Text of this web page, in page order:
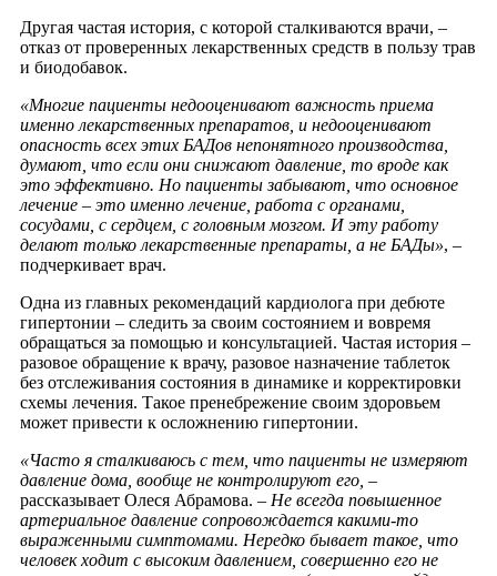
Другая частая история, с которой сталкиваются врачи, –
отказ от проверенных лекарственных средств в пользу трав
и биодобавок.
«Многие пациенты недооценивают важность приема
именно лекарственных препаратов, и недооценивают
опасность всех этих БАДов непонятного производства,
думают, что если они снижают давление, то вроде как
это эффективно. Но пациенты забывают, что основное
лечение – это именно лечение, работа с органами,
сосудами, с сердцем, с головным мозгом. И эту работу
делают только лекарственные препараты, а не БАДы», –
подчеркивает врач.
Одна из главных рекомендаций кардиолога при дебюте
гипертонии – следить за своим состоянием и вовремя
обращаться за помощью и консультацией. Частая история –
разовое обращение к врачу, разовое назначение таблеток
без отслеживания состояния в динамике и корректировки
схемы лечения. Такое пренебрежение своим здоровьем
может привести к осложнению гипертонии.
«Часто я сталкиваюсь с тем, что пациенты не измеряют
давление дома, вообще не контролируют его, –
рассказывает Олеся Абрамова. – Не всегда повышенное
артериальное давление сопровождается какими-то
выраженными симптомами. Нередко бывает такое, что
человек ходит с высоким давлением, совершенно его не